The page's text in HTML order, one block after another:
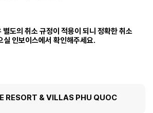
도의 취소 규정이 적용이 되니 정확한 취소
실 인보이스에서 확인해주세요.​
RESORT & VILLAS PHU QUOC